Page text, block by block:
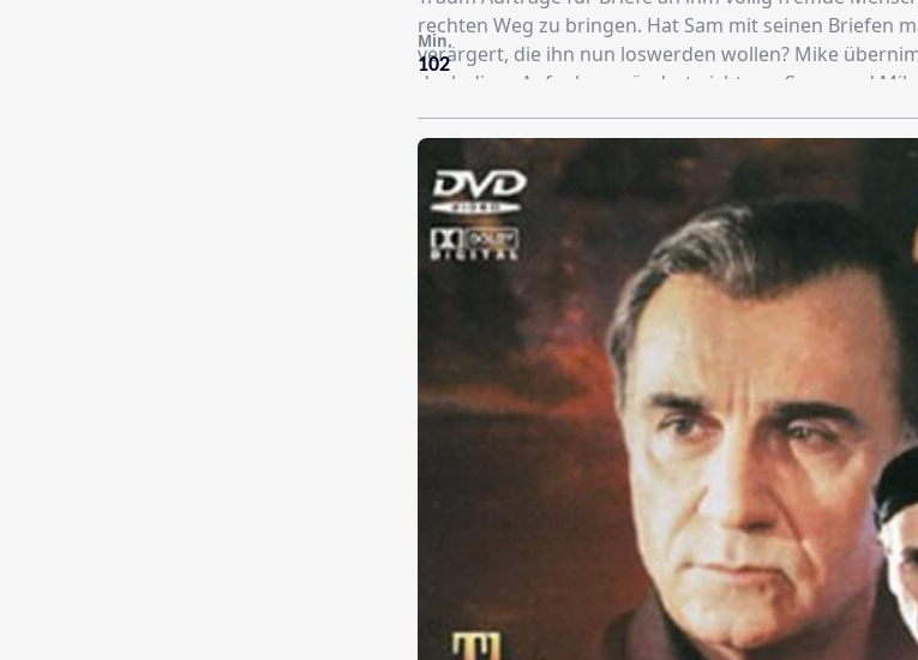
rechten Weg zu bringen. Hat Sam mit seinen Briefen
verärgert, die ihn nun loswerden wollen? Mike
doch diese Aufgabe verändert nicht nur Sams und
102
Min.